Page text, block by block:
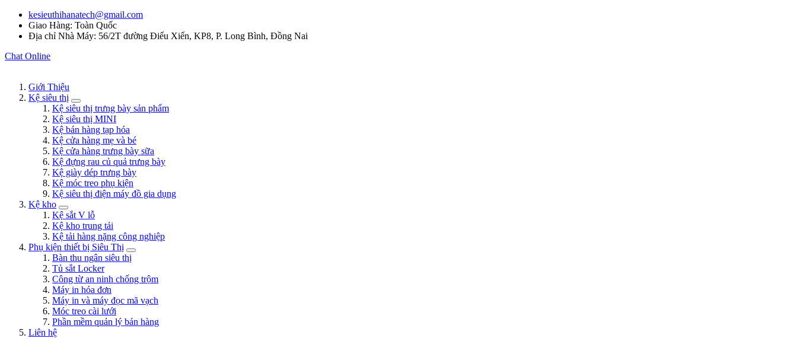
kesieuthihanatech@gmail.com
Giao Hàng: Toàn Quốc
Địa chỉ Nhà Máy: 56/2T đường Điểu Xiển, KP8, P. Long Bình, Đồng Nai
Chat Online
Giới Thiệu
Kệ siêu thị
Kệ siêu thị trưng bày sản phẩm
Kệ siêu thị MINI
Kệ bán hàng tạp hóa
Kệ cửa hàng mẹ và bé
Kệ cửa hàng trưng bày sữa
Kệ đựng rau củ quả trưng bày
Kệ giày dép trưng bày
Kệ móc treo phụ kiện
Kệ siêu thị điện máy đồ gia dụng
Kệ kho
Kệ sắt V lỗ
Kệ kho trung tải
Kệ tải hàng nặng công nghiệp
Phụ kiện thiết bị Siêu Thị
Bàn thu ngân siêu thị
Tủ sắt Locker
Công từ an ninh chống trộm
Máy in hóa đơn
Máy in và máy đọc mã vạch
Móc treo cài lưới
Phần mềm quản lý bán hàng
Liên hệ